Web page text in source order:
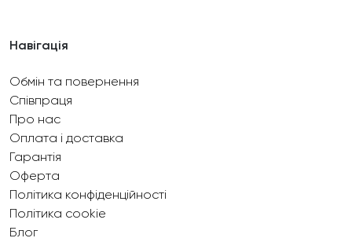
Навігація
Обмін та повернення
Співпраця
Про нас
Оплата і доставка
Гарантія
Оферта
Політика конфіденційності
Політика cookie
Блог